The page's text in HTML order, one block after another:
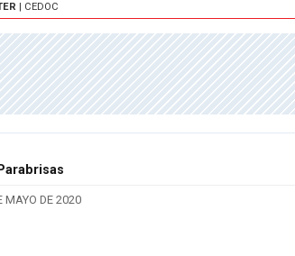
| CEDOC
MAYO DE 2020